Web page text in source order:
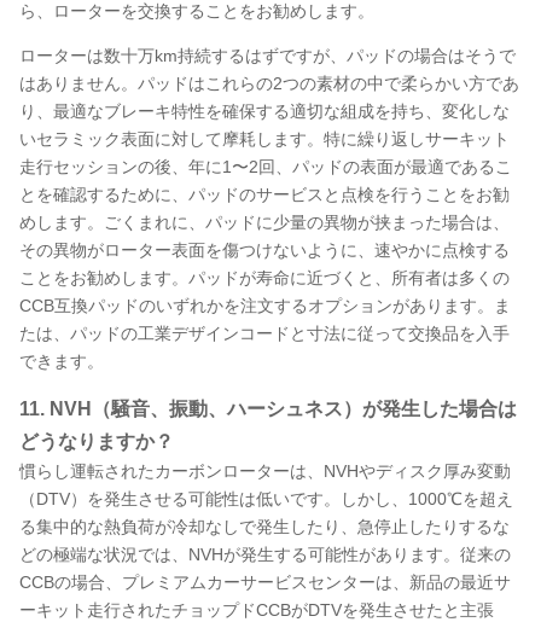
ら、ローターを交換することをお勧めします。
ローターは数十万km持続するはずですが、パッドの場合はそうで
はありません。パッドはこれらの2つの素材の中で柔らかい方であ
り、最適なブレーキ特性を確保する適切な組成を持ち、変化しな
いセラミック表面に対して摩耗します。特に繰り返しサーキット
走行セッションの後、年に1〜2回、パッドの表面が最適であるこ
とを確認するために、パッドのサービスと点検を行うことをお勧
めします。ごくまれに、パッドに少量の異物が挟まった場合は、
その異物がローター表面を傷つけないように、速やかに点検する
ことをお勧めします。パッドが寿命に近づくと、所有者は多くの
CCB互換パッドのいずれかを注文するオプションがあります。ま
たは、パッドの工業デザインコードと寸法に従って交換品を入手
できます。
11. NVH（騒音、振動、ハーシュネス）が発生した場合は
どうなりますか？
慣らし運転されたカーボンローターは、NVHやディスク厚み変動
（DTV）を発生させる可能性は低いです。しかし、1000℃を超え
る集中的な熱負荷が冷却なしで発生したり、急停止したりするな
どの極端な状況では、NVHが発生する可能性があります。従来の
CCBの場合、プレミアムカーサービスセンターは、新品の最近サ
ーキット走行されたチョップドCCBがDTVを発生させたと主張